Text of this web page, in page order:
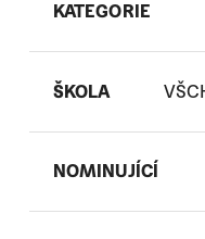
KATEGORIE
ŠKOLA
NOMINUJÍCÍ